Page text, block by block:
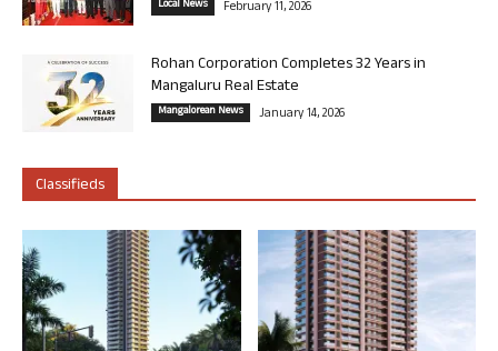
Local News February 11, 2026
Rohan Corporation Completes 32 Years in
Mangaluru Real Estate
Mangalorean News January 14, 2026
Classifieds